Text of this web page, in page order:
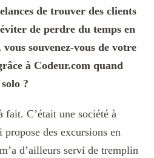
de trouver des clients
de perdre du temps en
souvenez-vous de votre
à Codeur.com quand
?
fait. C’était une société à
des excursions en
d’ailleurs servi de tremplin